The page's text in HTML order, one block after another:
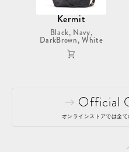
Kermit
Black, Navy,
DarkBrown, White
Official
オンラインストアでは全